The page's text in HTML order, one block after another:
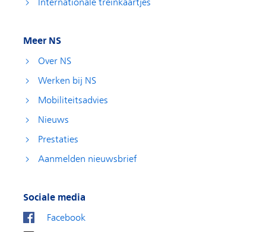
Internationale treinkaartjes
Meer NS
Over NS
Werken bij NS
Mobiliteitsadvies
Nieuws
Prestaties
Aanmelden nieuwsbrief
Sociale media
Facebook